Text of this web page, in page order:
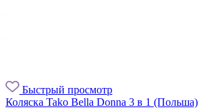
Быстрый просмотр
Коляска Tako Bella Donna 3 в 1 (Польша)